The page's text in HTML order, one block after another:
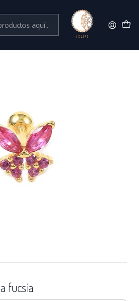
Piercing mariposa fucsia
fucsia